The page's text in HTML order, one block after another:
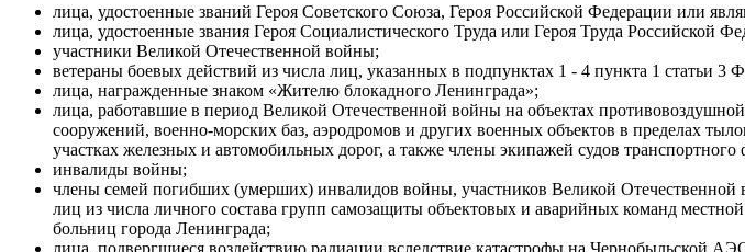
лица, удостоенные званий Героя Советского Союза, Героя Российской Федерации или
лица, удостоенные звания Героя Социалистического Труда или Героя Труда Российской
участники Великой Отечественной войны;
ветераны боевых действий из числа лиц, указанных в подпунктах 1 - 4 пункта 1 статьи 3
лица, награжденные знаком «Жителю блокадного Ленинграда»;
лица, работавшие в период Великой Отечественной войны на объектах
сооружений, военно-морских баз, аэродромов и других военных объектов в пределах
участках железных и автомобильных дорог, а также члены экипажей судов
инвалиды войны;
члены семей погибших (умерших) инвалидов войны, участников Великой
лиц из числа личного состава групп самозащиты объектовых и аварийных команд
больниц города Ленинграда;
лица, подвергшиеся воздействию радиации вследствие катастрофы на Чернобыльской